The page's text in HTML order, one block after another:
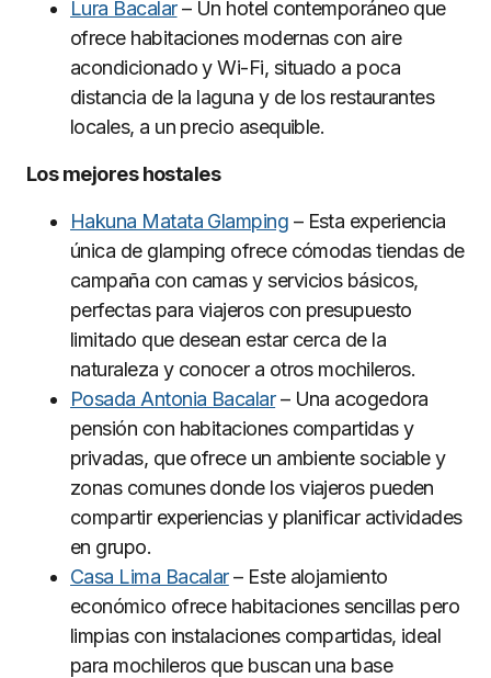
Lura Bacalar– Un hotel contemporáneo que
ofrece habitaciones modernas con aire
acondicionado y Wi-Fi, situado a poca
distancia de la laguna y de los restaurantes
locales, a un precio asequible.
Los mejores hostales
Hakuna Matata Glamping – Esta experiencia
única de glamping ofrece cómodas tiendas de
campaña con camas y servicios básicos,
perfectas para viajeros con presupuesto
limitado que desean estar cerca de la
naturaleza y conocer a otros mochileros.
Posada Antonia Bacalar– Una acogedora
pensión con habitaciones compartidas y
privadas, que ofrece un ambiente sociable y
zonas comunes donde los viajeros pueden
compartir experiencias y planificar actividades
en grupo.
Casa Lima Bacalar– Este alojamiento
económico ofrece habitaciones sencillas pero
limpias con instalaciones compartidas, ideal
para mochileros que buscan una base